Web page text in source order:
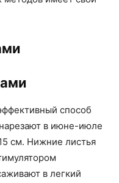
способ
в июне-июле
см. Нижние листья
в легкий